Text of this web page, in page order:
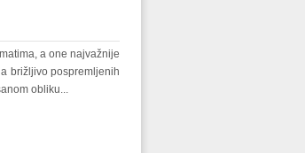
a one najvažnije
brižljivo pospremljenih
obliku...